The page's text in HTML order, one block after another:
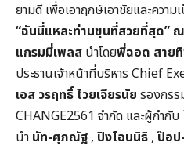
ยามดี เพื่อเอาฤกษ์เอาชัยและควา
“ฉันนี่แหละท่านขุนที่สวยที่สุด”
แกรมมี่เพลส นำโดยพี่ฉอด สาย
ประธานเจ้าหน้าที่บริหาร Chief
เอส วรฤทธิ์ ไวยเจียรนัย รองกร
CHANGE2561 จำกัด และผู้กำกับ
นำ นัท-ศุภณัฐ, ปิงโอบนิธิ, ป๊อ